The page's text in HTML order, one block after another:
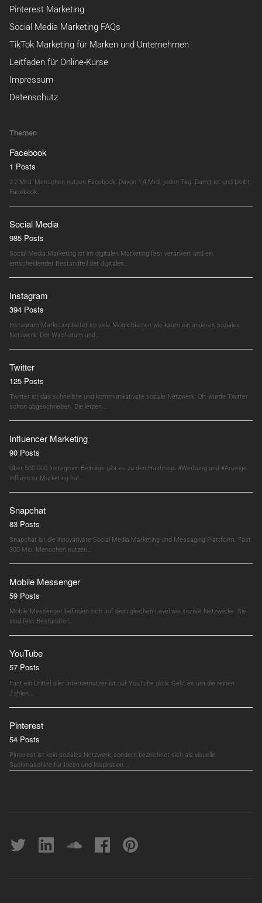
Pinterest Marketing
Social Media Marketing FAQs
TikTok Marketing für Marken und Unternehmen
Leitfaden für Online-Kurse
Impressum
Datenschutz
Themen
Facebook
1 Posts
2,2 Mrd. Menschen nutzen Facebook. Davon 1,4 Mrd. jeden Tag. Damit ist und bleibt
Facebook…
Social Media
985 Posts
Social Media Marketing ist im digitalen Marketing fest verankert und ein
entscheidender Bestandteil der digitalen…
Instagram
394 Posts
Instagram Marketing bietet so viele Möglichkeiten wie kaum ein anderes soziales
Netzwerk. Der Wachstum und…
Twitter
125 Posts
Twitter ist das schnellste und kommunikativste soziale Netzwerk. Oft wurde Twitter
schon abgeschrieben. Die letzen…
Influencer Marketing
90 Posts
Über 500.000 Instagram Beiträge gibt es zu den Hashtags #Werbung und #Anzeige.
Influencer Marketing hat…
Snapchat
83 Posts
Snapchat ist die innovativste Social Media Marketing und Messaging Plattform. Fast
300 Mio. Menschen nutzen…
Mobile Messenger
59 Posts
Mobile Messenger befinden sich auf dem gleichen Level wie soziale Netzwerke. Sie
sind fest Bestandteil…
YouTube
57 Posts
Fast ein Drittel aller Internetnutzer ist auf YouTube aktiv. Geht es um die reinen
Zahlen,…
Pinterest
54 Posts
Pinterest ist kein soziales Netzwerk, sondern bezeichnet sich als visuelle
Suchmaschine für Ideen und Inspiration.…
Twitter linkedin soundcloudFacebookpinterest